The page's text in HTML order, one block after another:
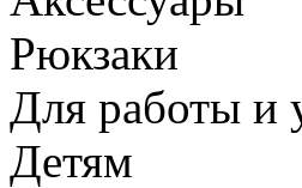
Рюкзаки
Для работы и
Детям